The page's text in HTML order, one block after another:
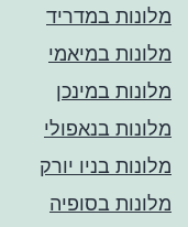
מלונות במדריד
מלונות במיאמי
מלונות במינכן
מלונות בנאפולי
מלונות בניו יורק
מלונות בסופיה